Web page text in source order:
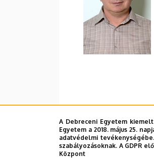
A Debreceni Egyetem
Egyetem a 2018. május 25.
adatvédelmi
szabályozásoknak. A GDPR
Központ